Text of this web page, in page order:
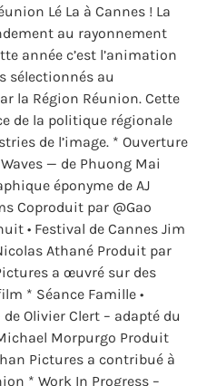
Lé La à Cannes ! La
au rayonnement
année c’est l’animation
sélectionnés au
la Région Réunion. Cette
de la politique régionale
de l’image. * Ouverture
— de Phuong Mai
éponyme de AJ
Coproduit par @Gao
• Festival de Cannes Jim
Athané Produit par
a œuvré sur des
* Séance Famille •
Olivier Clert – adapté du
Morpurgo Produit
Pictures a contribué à
* Work In Progress –